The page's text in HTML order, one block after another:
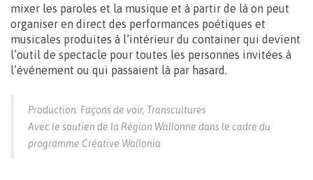
mixer les paroles et la musique et à partir de là on peut
organiser en direct des performances poétiques et
musicales produites à l’intérieur du container qui devient
l’outil de spectacle pour toutes les personnes invitées à
l’événement ou qui passaient là par hasard.
Production: Façons de voir, Transcultures
Avec le soutien de la Région Wallonne dans le cadre du
programme Créative Wallonia